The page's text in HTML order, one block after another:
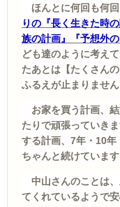
ほんとに何回も何
りの『長く生きた時
族の計画』『予想外
ども達のように考え
たあとは【たくさん
ふるえが止まりません
お家を買う計画、
たりで頑張っていき
する計画、7年・10
ちゃんと続けています
中山さんのことは
てくれているようで